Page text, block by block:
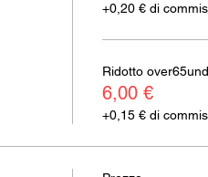
+0,20 € di
Ridotto
6,00 €
+0,15 € di